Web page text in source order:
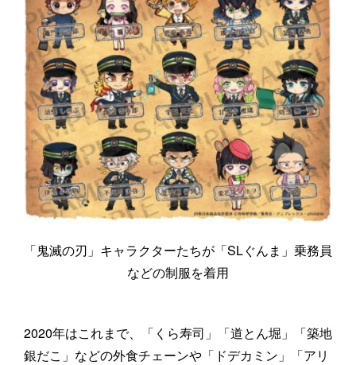
「鬼滅の刃」キャラクターたちが「SLぐんま」乗務員
などの制服を着用
2020年はこれまで、「くら寿司」「道とん堀」「築地
銀だこ」などの外食チェーンや「ドデカミン」「アリ